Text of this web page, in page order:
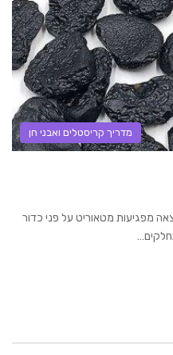
מדריך קריסטלים ואבני חן
מפגיעות מטאוריט על פני כדור